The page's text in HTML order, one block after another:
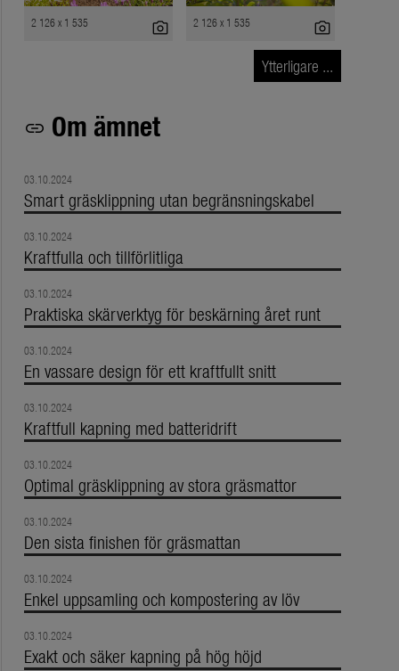
2 126 x 1 535 photo_camera 2 126 x 1 535 photo_camera
Ytterligare ...
link Om ämnet
03.10.2024
Smart gräsklippning utan begränsningskabel
03.10.2024
Kraftfulla och tillförlitliga
03.10.2024
Praktiska skärverktyg för beskärning året runt
03.10.2024
En vassare design för ett kraftfullt snitt
03.10.2024
Kraftfull kapning med batteridrift
03.10.2024
Optimal gräsklippning av stora gräsmattor
03.10.2024
Den sista finishen för gräsmattan
03.10.2024
Enkel uppsamling och kompostering av löv
03.10.2024
Exakt och säker kapning på hög höjd